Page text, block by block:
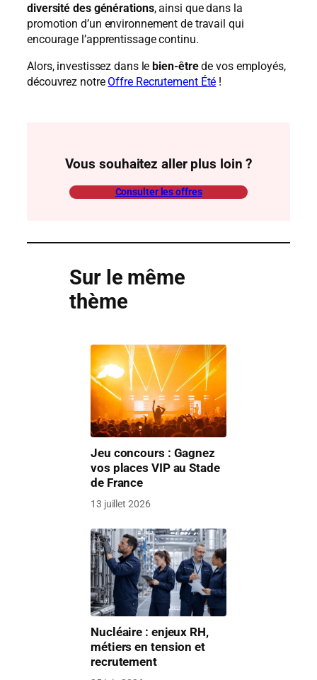
diversité des générations, ainsi que dans la
promotion d’un environnement de travail qui
encourage l’apprentissage continu.
Alors, investissez dans le bien-êtrede vos employés,
découvrez notre Offre Recrutement Été !
Vous souhaitez aller plus loin ?
Consulter les offres
Sur le même
thème
Jeu concours : Gagnez
vos places VIP au Stade
de France
13 juillet 2026
Nucléaire : enjeux RH,
métiers en tension et
recrutement